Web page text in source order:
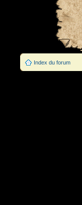
Index du forum